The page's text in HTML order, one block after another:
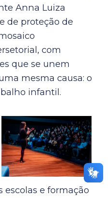
Anna Luiza
de proteção de
com
que se unem
mesma causa: o
infantil.
e formação